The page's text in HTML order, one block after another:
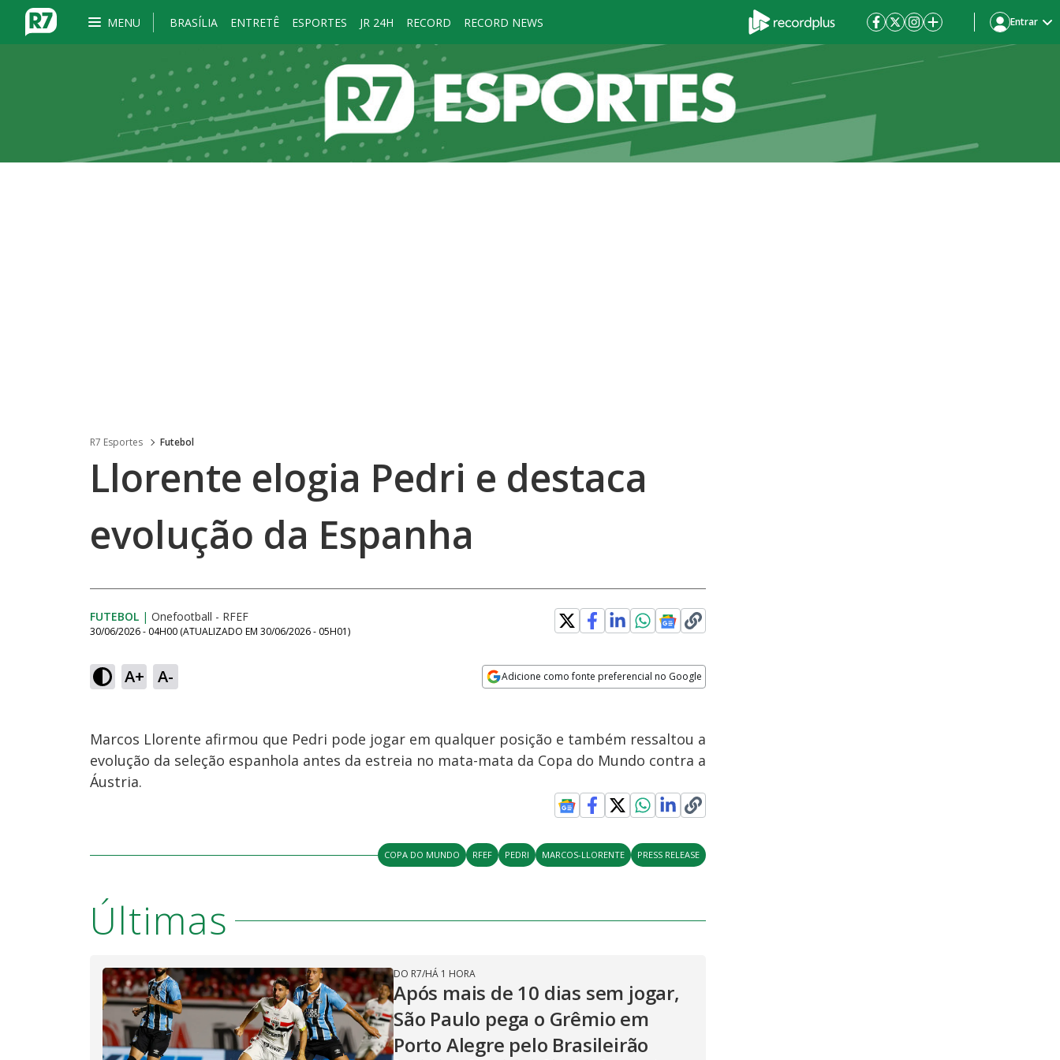
MENU BRASÍLIA ENTRETÊ ESPORTES JR 24H RECORD RECORD NEWS Entrar
R7 Esportes Futebol
Llorente elogia Pedri e destaca
evolução da Espanha
FUTEBOL | Onefootball - RFEF
30/06/2026 - 04H00 (ATUALIZADO EM 30/06/2026 - 05H01)
A+ A- Adicione como fonte preferencial no Google
Marcos Llorente afirmou que Pedri pode jogar em qualquer posição e também ressaltou a
evolução da seleção espanhola antes da estreia no mata-mata da Copa do Mundo contra a
Áustria.
COPA DO MUNDO RFEF PEDRI MARCOS-LLORENTE PRESS RELEASE
Últimas
DO R7/HÁ 1 HORA
Após mais de 10 dias sem jogar,
São Paulo pega o Grêmio em
Porto Alegre pelo Brasileirão